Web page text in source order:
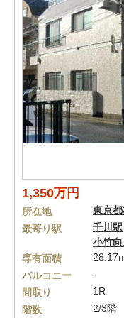
1,350万円
所在地 東京都
最寄り駅
千川駅
小竹
専有面積
バルコニー
-
間取り
1R
階数
2/3階